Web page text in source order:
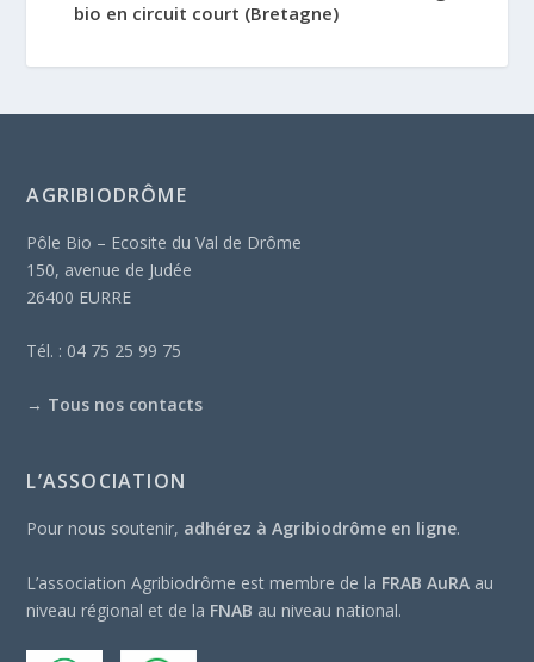
bio en circuit court (Bretagne)
AGRIBIODRÔME
Pôle Bio – Ecosite du Val de Drôme
150, avenue de Judée
26400 EURRE
Tél. : 04 75 25 99 75
→ Tous nos contacts
L’ASSOCIATION
Pour nous soutenir, adhérez à Agribiodrôme en ligne.
L’association Agribiodrôme est membre de la FRAB AuRA au
niveau régional et de la FNAB au niveau national.